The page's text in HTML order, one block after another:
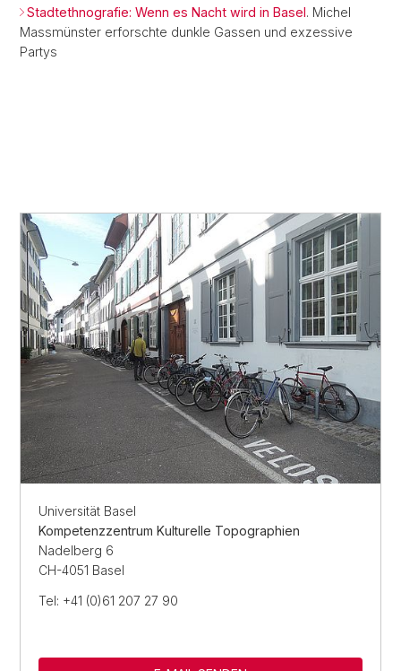
Stadtethnografie: Wenn es Nacht wird in Basel. Michel
Massmünster erforschte dunkle Gassen und exzessive
Partys
Universität Basel
Kompetenzzentrum Kulturelle Topographien
Nadelberg 6
CH-4051 Basel
Tel: +41 (0)61 207 27 90